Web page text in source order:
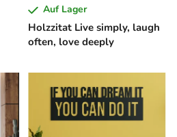
Holzzitat Live simply, laugh
often, love deeply
Auf Lager